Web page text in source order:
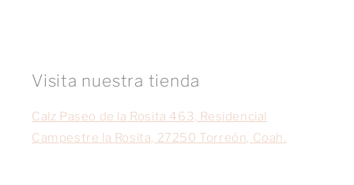
Visita nuestra tienda
Calz Paseo de la Rosita 463, Residencial
Campestre la Rosita, 27250 Torreón, Coah.